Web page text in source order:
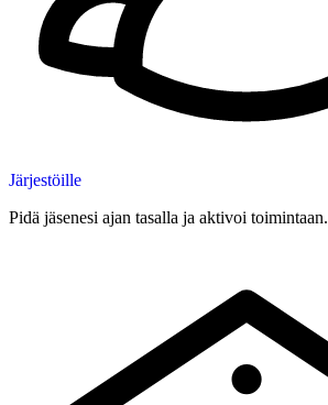
Järjestöille
Pidä jäsenesi ajan tasalla ja aktivoi toimintaan.